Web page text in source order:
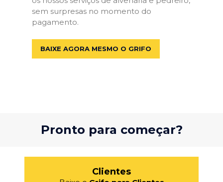
sem surpresas no momento do
pagamento.
BAIXE AGORA MESMO O GRIFO
Pronto para começar?
Clientes